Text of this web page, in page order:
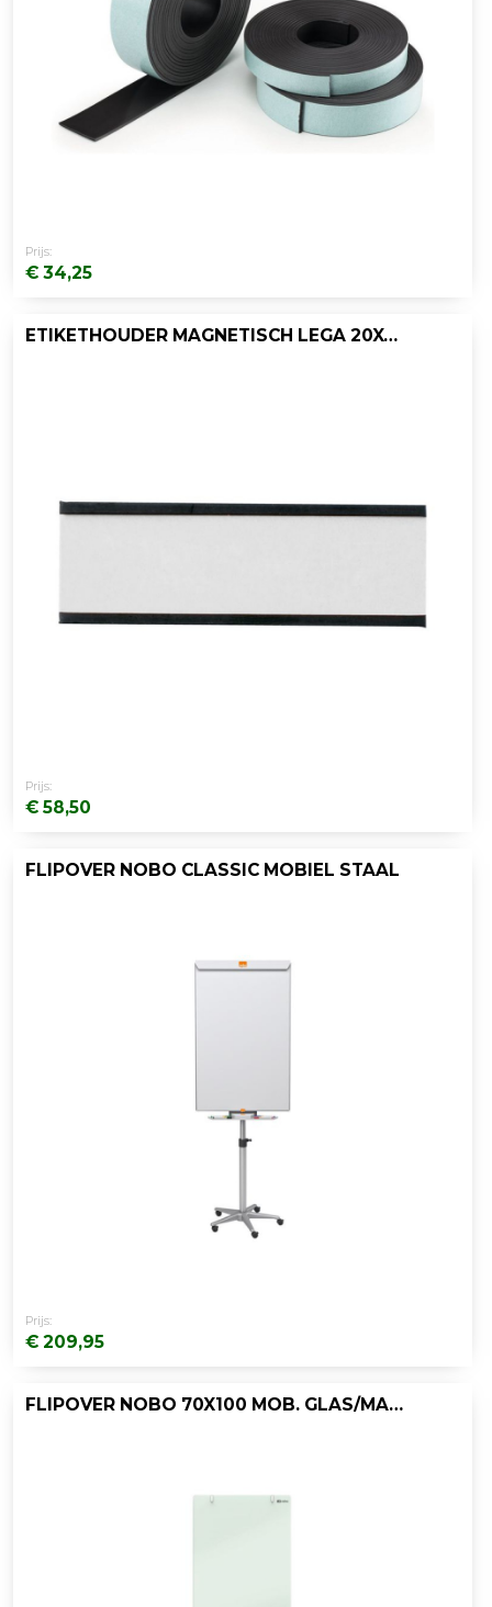
Prijs:
€ 34,25
ETIKETHOUDER MAGNETISCH LEGA 20X60MM/P54
Prijs:
€ 58,50
FLIPOVER NOBO CLASSIC MOBIEL STAAL
Prijs:
€ 209,95
FLIPOVER NOBO 70X100 MOB. GLAS/MAGN.